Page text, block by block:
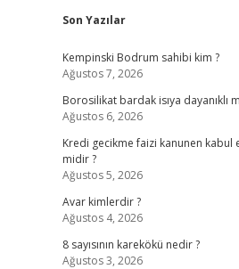
Sidebar
Son Yazılar
Kempinski Bodrum sahibi kim ?
Ağustos 7, 2026
Borosilikat bardak isıya dayanıklı
Ağustos 6, 2026
Kredi gecikme faizi kanunen kabul
midir ?
Ağustos 5, 2026
Avar kimlerdir ?
Ağustos 4, 2026
8 sayısının karekökü nedir ?
Ağustos 3, 2026